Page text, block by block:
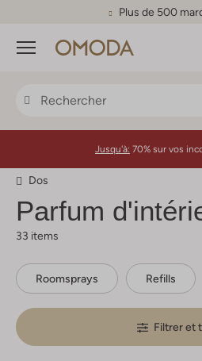
Plus de 500
Menu
Jusqu'à: 70% sur vos
Dos
Parfum
33 items
Roomsprays Refills
Filtrer et